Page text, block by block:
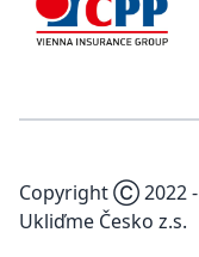
Copyright Ⓒ 2022 -
Ukliďme Česko z.s.